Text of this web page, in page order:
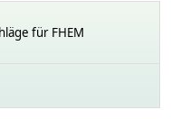
für FHEM